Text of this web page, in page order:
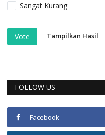
Sangat Kurang
Vote Tampilkan Hasil
FOLLOW US
Facebook